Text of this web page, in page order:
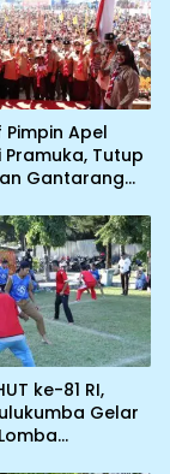
Pimpin Apel
Pramuka, Tutup
Gantarang
2026
ke-81 RI,
Gelar